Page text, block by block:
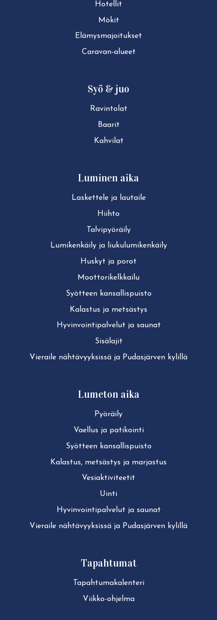
Hotellit
Mökit
Elä­mys­ma­joi­tuk­set
Caravan-alueet
Syö & juo
Ravintolat
Baarit
Kahvilat
Luminen aika
Laskettele ja lautaile
Hiihto
Tal­vi­pyö­räi­ly
Lu­mi­ken­käi­ly ja liu­ku­lu­mi­ken­käi­ly
Huskyt ja porot
Moot­to­ri­kelk­kai­lu
Syötteen kan­sal­lis­puis­to
Kalastus ja metsästys
Hy­vin­voin­ti­pal­ve­lut ja saunat
Sisälajit
Vieraile näh­tä­vyyk­sis­sä ja Pudasjärven kylillä
Lumeton aika
Pyöräily
Vaellus ja patikointi
Syötteen kan­sal­lis­puis­to
Kalastus, metsästys ja marjastus
Ve­siak­ti­vi­tee­tit
Uinti
Hy­vin­voin­ti­pal­ve­lut ja saunat
Vieraile näh­tä­vyyk­sis­sä ja Pudasjärven kylillä
Tapahtumat
Ta­pah­tu­ma­ka­len­te­ri
Viikko-ohjelma